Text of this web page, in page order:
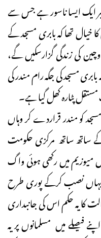
ایک ایسا ناسور ہے جس سے
خیال تھا کہ بابری مسجد کے
کی زندگی گزارسکیں گے،
مسجد کی جگہ رام مندر کی
پٹارہ کھل گیا ہے۔
کو مندر قراردے کر وہاں
ساتھ ساتھ مرکزی حکومت
میں رکھی ہوئی واگ
یہاں نصب کرکے پوری طرح
کا یہ حکم اس کی جانبداری
فیصلے میں مسلمانوں پر یہ